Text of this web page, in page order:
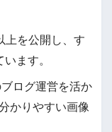
上を公開し、す
ます。
ログ運営を活か
かりやすい画像